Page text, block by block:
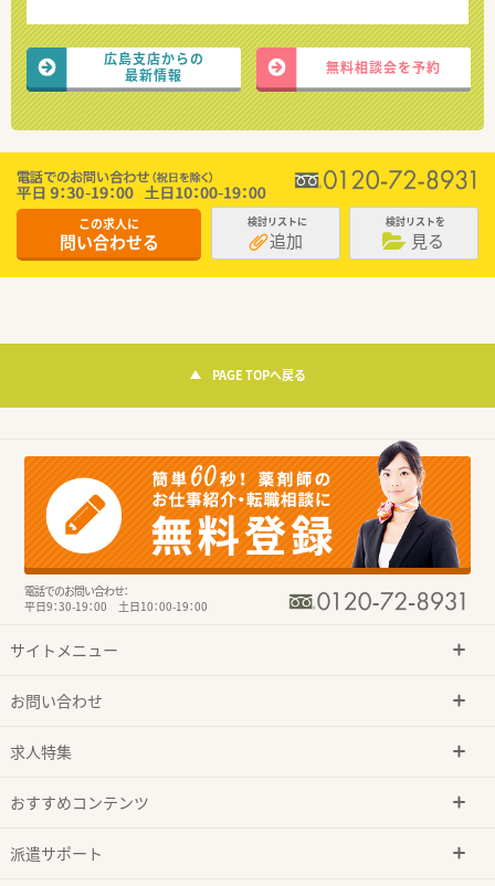
広島支店からの
最新情報
無料相談会を予約
この求人に
問い合わせる
検討リストに
追加
検討リストを
見る
PAGE TOPへ戻る
電話でのお問い合わせ：
平日9：30-19：00 土日10：00-19：00
サイトメニュー
お問い合わせ
求人特集
おすすめコンテンツ
派遣サポート